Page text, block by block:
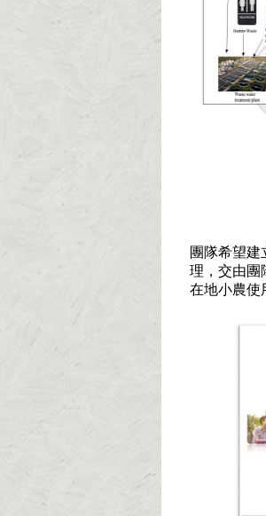
團隊希望建
理，交由團
在地小農使